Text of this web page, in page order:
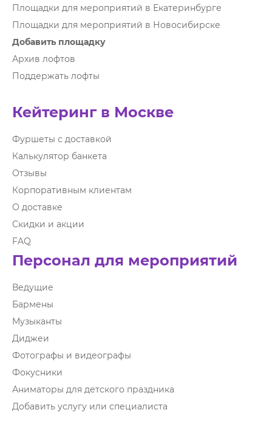
Площадки для мероприятий в Екатеринбурге
Площадки для мероприятий в Новосибирске
Добавить площадку
Архив лофтов
Поддержать лофты
Кейтеринг в Москве
Фуршеты с доставкой
Калькулятор банкета
Отзывы
Корпоративным клиентам
О доставке
Скидки и акции
FAQ
Персонал для мероприятий
Ведущие
Бармены
Музыканты
Диджеи
Фотографы и видеографы
Фокусники
Аниматоры для детского праздника
Добавить услугу или специалиста